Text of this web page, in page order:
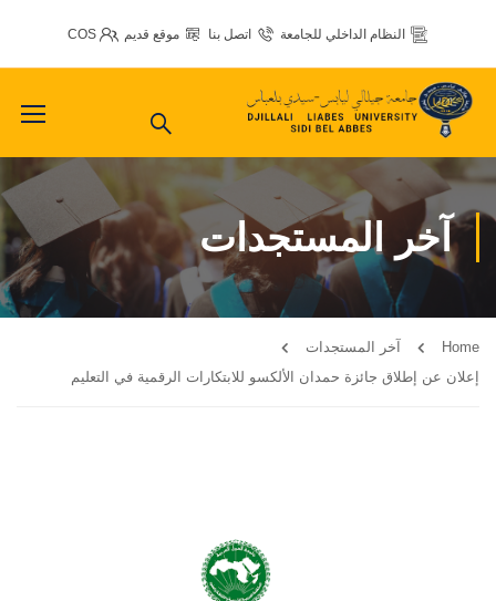
النظام الداخلي للجامعة اتصل بنا موقع قديم COS
آخر المستجدات
Home
آخر المستجدات
إعلان عن إطلاق جائزة حمدان الألكسو للابتكارات الرقمية في التعليم